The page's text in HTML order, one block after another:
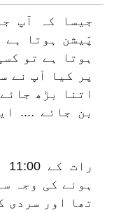
جیسا کہ آپ
پَیشن ہوتا
ہوتا ہے تو
پر کیا آپ نے
اتنا بڑھ
بن جائے ....
ہونے کی وجہ
تھا اور سردی